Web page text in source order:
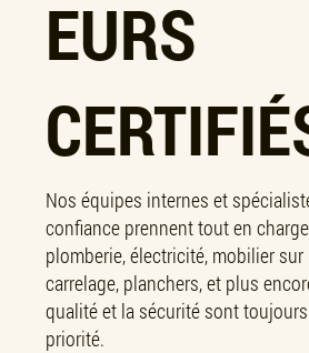
EURS
Nos équipes internes et
confiance prennent tout en
plomberie, électricité, mobilier sur
carrelage, planchers, et plus
qualité et la sécurité sont
priorité.